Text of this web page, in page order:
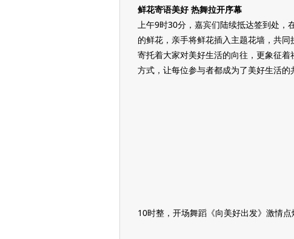
鲜花寄语美好 热舞拉开序幕
上午9时30分，嘉宾们陆续抵达签到处，
的鲜花，亲手将鲜花插入主题花墙，共
寄托着大家对美好生活的向往，更象征
方式，让每位参与者都成为了美好生活的
10时整，开场舞蹈《向美好出发》激情点